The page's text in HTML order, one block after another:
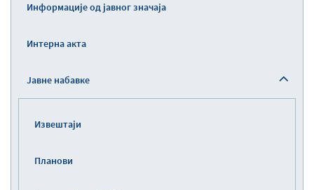
Информације од јавног значаја
Интерна акта
Јавне набавке
Извештаји
Планови